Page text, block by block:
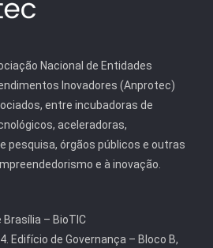
Nacional de Entidades
Inovadores (Anprotec)
entre incubadoras de
aceleradoras,
pesquisa, órgãos públicos e outras
e à inovação.
– BioTIC
Edifício de Governança – Bloco B,